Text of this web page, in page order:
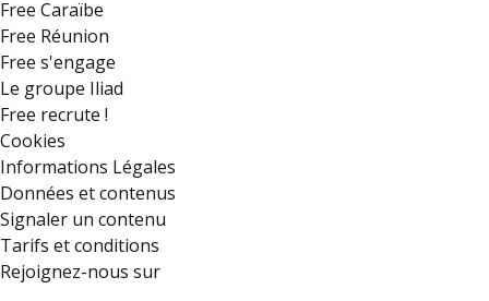
Free Caraïbe
Free Réunion
Free s'engage
Le groupe Iliad
Free recrute !
Cookies
Informations Légales
Données et contenus
Signaler un contenu
Tarifs et conditions
Rejoignez-nous sur